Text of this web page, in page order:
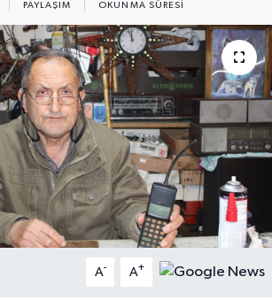
PAYLAŞIM OKUNMA SÜRESI
A- A+